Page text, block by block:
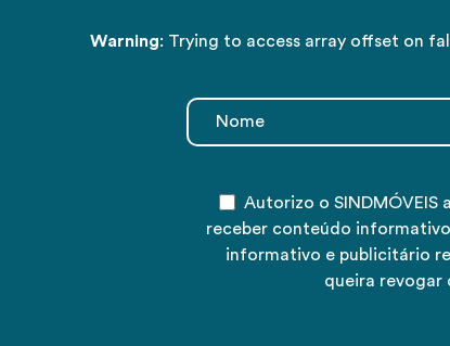
Warning: Trying to access array offset on
Autorizo o SINDMÓVEIS
receber conteúdo
informativo e publicitário
queira revogar